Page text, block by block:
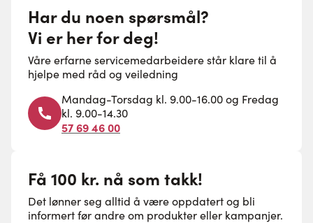
Har du noen spørsmål?
Vi er her for deg!
Våre erfarne servicemedarbeidere står klare til å
hjelpe med råd og veiledning
Mandag-Torsdag kl. 9.00-16.00 og Fredag
kl. 9.00-14.30
57 69 46 00
Få 100 kr. nå som takk!
Det lønner seg alltid å være oppdatert og bli
informert før andre om produkter eller kampanjer.